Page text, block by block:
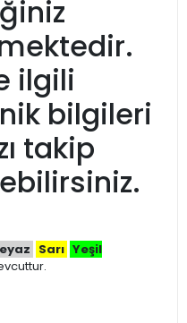
ilgili
bilgileri
takip
Sarı Yeşil